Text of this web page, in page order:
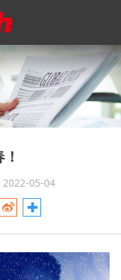
2022-05-04